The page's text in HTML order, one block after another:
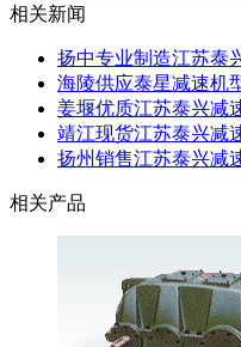
相关新闻
扬中专业制造江苏泰
海陵供应泰星减速机
姜堰优质江苏泰兴减
靖江现货江苏泰兴减
扬州销售江苏泰兴减
相关产品